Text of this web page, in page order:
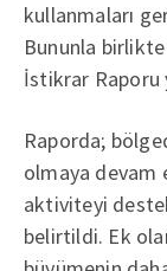
kullanmaları
Bununla
İstikrar Raporu
Raporda;
olmaya devam
aktiviteyi
belirtildi. Ek